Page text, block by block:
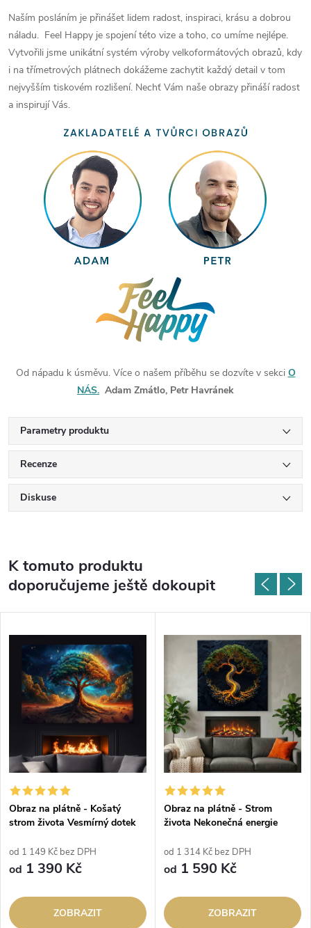
Naším posláním je přinášet lidem radost, inspiraci, krásu a dobrou
náladu. Feel Happy je spojení této vize a toho, co umíme nejlépe.
Vytvořili jsme unikátní systém výroby velkoformátových obrazů, kdy
i na třímetrových plátnech dokážeme zachytit každý detail v tom
nejvyšším tiskovém rozlišení. Nechť Vám naše obrazy přináší radost
a inspirují Vás.
Od nápadu k úsměvu. Více o našem příběhu se dozvíte v sekci O
NÁS. Adam Zmátlo, Petr Havránek
Parametry produktu
Recenze
Diskuse
K tomuto produktu
doporučujeme ještě dokoupit
Obraz na plátně - Košatý
strom života Vesmírný dotek
od 1 149 Kč bez DPH
od 1 390 Kč
ZOBRAZIT
Obraz na plátně - Strom
života Nekonečná energie
od 1 314 Kč bez DPH
od 1 590 Kč
ZOBRAZIT